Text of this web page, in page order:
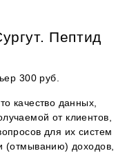
Пептид
300 руб.
качество данных,
от клиентов,
для их систем
(отмыванию) доходов,